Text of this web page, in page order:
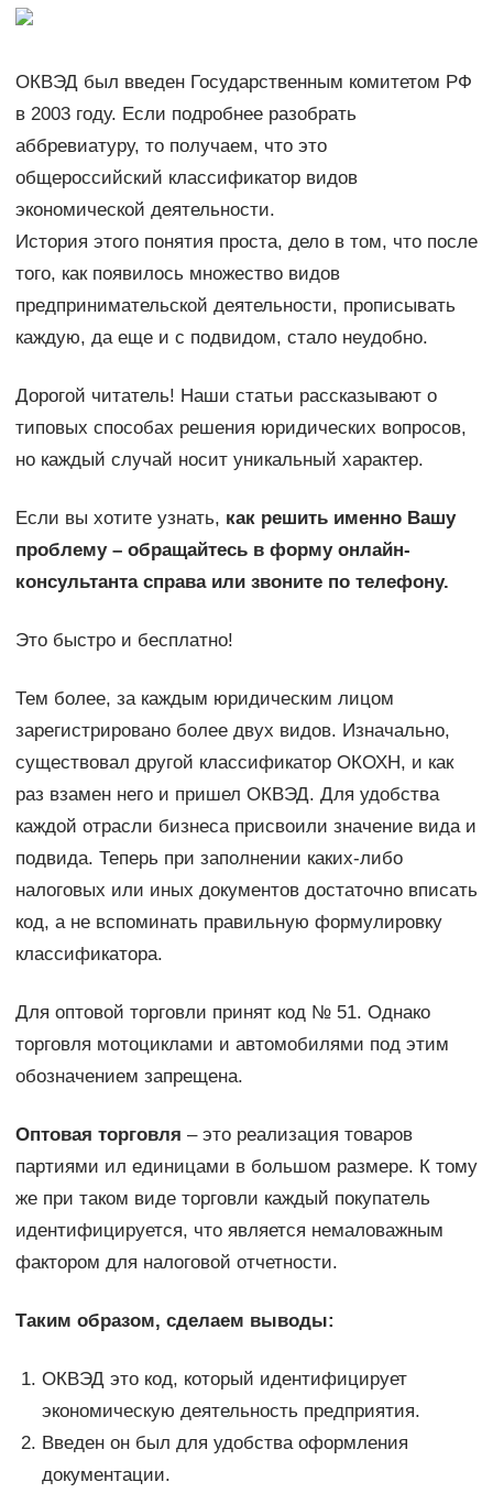
ОКВЭД был введен Государственным комитетом РФ
в 2003 году. Если подробнее разобрать
аббревиатуру, то получаем, что это
общероссийский классификатор видов
экономической деятельности.
История этого понятия проста, дело в том, что после
того, как появилось множество видов
предпринимательской деятельности, прописывать
каждую, да еще и с подвидом, стало неудобно.
Дорогой читатель! Наши статьи рассказывают о
типовых способах решения юридических вопросов,
но каждый случай носит уникальный характер.
Если вы хотите узнать, как решить именно Вашу
проблему – обращайтесь в форму онлайн-
консультанта справа или звоните по телефону.
Это быстро и бесплатно!
Тем более, за каждым юридическим лицом
зарегистрировано более двух видов. Изначально,
существовал другой классификатор ОКОХН, и как
раз взамен него и пришел ОКВЭД. Для удобства
каждой отрасли бизнеса присвоили значение вида и
подвида. Теперь при заполнении каких-либо
налоговых или иных документов достаточно вписать
код, а не вспоминать правильную формулировку
классификатора.
Для оптовой торговли принят код № 51. Однако
торговля мотоциклами и автомобилями под этим
обозначением запрещена.
Оптовая торговля – это реализация товаров
партиями ил единицами в большом размере. К тому
же при таком виде торговли каждый покупатель
идентифицируется, что является немаловажным
фактором для налоговой отчетности.
Таким образом, сделаем выводы:
ОКВЭД это код, который идентифицирует
экономическую деятельность предприятия.
Введен он был для удобства оформления
документации.